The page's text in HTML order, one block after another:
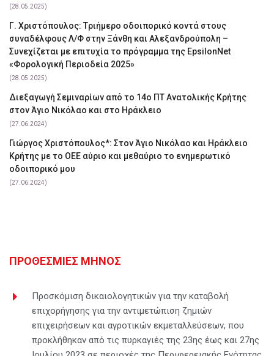
(28.05.2025)
Γ. Χριστόπουλος: Tριήμερο οδοιπορικό κοντά στους
συναδέλφους Λ/Φ στην Ξάνθη και Αλεξανδρούπολη –
Συνεχίζεται με επιτυχία το πρόγραμμα της EpsilonNet
«Φορολογική Περιοδεία 2025»
(28.05.2025)
Διεξαγωγή Σεμιναρίων από το 14ο ΠΤ Ανατολικής Κρήτης
στον Άγιο Νικόλαο και στο Ηράκλειο
(27.06.2024)
Γιώργος Χριστόπουλος*: Στον Άγιο Νικόλαο και Ηράκλειο
Κρήτης με το ΟΕΕ αύριο και μεθαύριο το ενημερωτικό
οδοιπορικό μου
(27.06.2024)
ΠΡΟΘΕΣΜΙΕΣ ΜΗΝΟΣ
Προσκόμιση δικαιολογητικών για την καταβολή
επιχορήγησης για την αντιμετώπιση ζημιών
επιχειρήσεων και αγροτικών εκμεταλλεύσεων, που
προκλήθηκαν από τις πυρκαγιές της 23ης έως και 27ης